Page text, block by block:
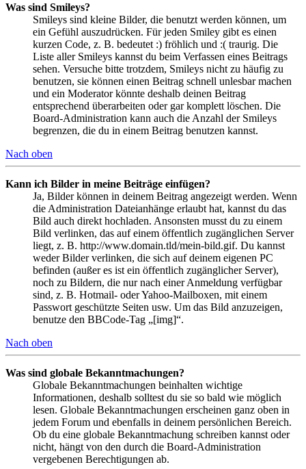
Was sind Smileys?
Smileys sind kleine Bilder, die benutzt werden können, um
ein Gefühl auszudrücken. Für jeden Smiley gibt es einen
kurzen Code, z. B. bedeutet :) fröhlich und :( traurig. Die
Liste aller Smileys kannst du beim Verfassen eines Beitrags
sehen. Versuche bitte trotzdem, Smileys nicht zu häufig zu
benutzen, sie können einen Beitrag schnell unlesbar machen
und ein Moderator könnte deshalb deinen Beitrag
entsprechend überarbeiten oder gar komplett löschen. Die
Board-Administration kann auch die Anzahl der Smileys
begrenzen, die du in einem Beitrag benutzen kannst.
Nach oben
Kann ich Bilder in meine Beiträge einfügen?
Ja, Bilder können in deinem Beitrag angezeigt werden. Wenn
die Administration Dateianhänge erlaubt hat, kannst du das
Bild auch direkt hochladen. Ansonsten musst du zu einem
Bild verlinken, das auf einem öffentlich zugänglichen Server
liegt, z. B. http://www.domain.tld/mein-bild.gif. Du kannst
weder Bilder verlinken, die sich auf deinem eigenen PC
befinden (außer es ist ein öffentlich zugänglicher Server),
noch zu Bildern, die nur nach einer Anmeldung verfügbar
sind, z. B. Hotmail- oder Yahoo-Mailboxen, mit einem
Passwort geschützte Seiten usw. Um das Bild anzuzeigen,
benutze den BBCode-Tag „[img]“.
Nach oben
Was sind globale Bekanntmachungen?
Globale Bekanntmachungen beinhalten wichtige
Informationen, deshalb solltest du sie so bald wie möglich
lesen. Globale Bekanntmachungen erscheinen ganz oben in
jedem Forum und ebenfalls in deinem persönlichen Bereich.
Ob du eine globale Bekanntmachung schreiben kannst oder
nicht, hängt von den durch die Board-Administration
vergebenen Berechtigungen ab.